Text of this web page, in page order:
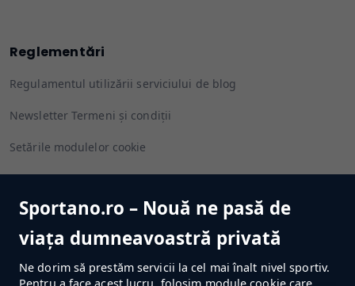
Sportano.ro – Nouă ne pasă de
viața dumneavoastră privată
Ne dorim să prestăm servicii la cel mai înalt nivel sportiv.
Reglementări
Regulamentul utilizării serviciului de blog
Newsletter Termeni și condiții
Setările modulelor cookie
Urmărește-ne